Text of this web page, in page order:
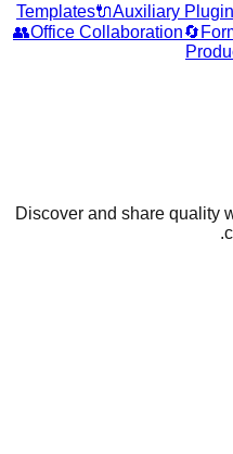
Templates🔌Auxiliary
👥Office Collaboration🔄
Discover and share quality